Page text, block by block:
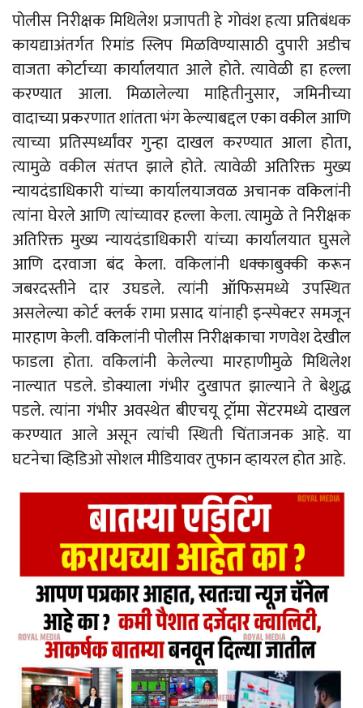
पोलीस निरीक्षक मिथिलेश प्रजापती हे गोवंश हत्या प्रतिबंधक
कायद्याअंतर्गत रिमांड स्लिप मिळविण्यासाठी दुपारी अडीच
वाजता कोर्टाच्या कार्यालयात आले होते. त्यावेळी हा हल्ला
करण्यात आला. मिळालेल्या माहितीनुसार, जमिनीच्या
वादाच्या प्रकरणात शांतता भंग केल्याबद्दल एका वकील आणि
त्याच्या प्रतिस्पर्ध्यांवर गुन्हा दाखल करण्यात आला होता,
त्यामुळे वकील संतप्त झाले होते. त्यावेळी अतिरिक्त मुख्य
न्यायदंडाधिकारी यांच्या कार्यालयाजवळ अचानक वकिलांनी
त्यांना घेरले आणि त्यांच्यावर हल्ला केला. त्यामुळे ते निरीक्षक
अतिरिक्त मुख्य न्यायदंडाधिकारी यांच्या कार्यालयात घुसले
आणि दरवाजा बंद केला. वकिलांनी धक्काबुक्की करून
जबरदस्तीने दार उघडले. त्यांनी ऑफिसमध्ये उपस्थित
असलेल्या कोर्ट क्लर्क रामा प्रसाद यांनाही इन्स्पेक्टर समजून
मारहाण केली. वकिलांनी पोलीस निरीक्षकाचा गणवेश देखील
फाडला होता. वकिलांनी केलेल्या मारहाणीमुळे मिथिलेश
नाल्यात पडले. डोक्याला गंभीर दुखापत झाल्याने ते बेशुद्ध
पडले. त्यांना गंभीर अवस्थेत बीएचयू ट्रॉमा सेंटरमध्ये दाखल
करण्यात आले असून त्यांची स्थिती चिंताजनक आहे. या
घटनेचा व्हिडिओ सोशल मीडियावर तुफान व्हायरल होत आहे.